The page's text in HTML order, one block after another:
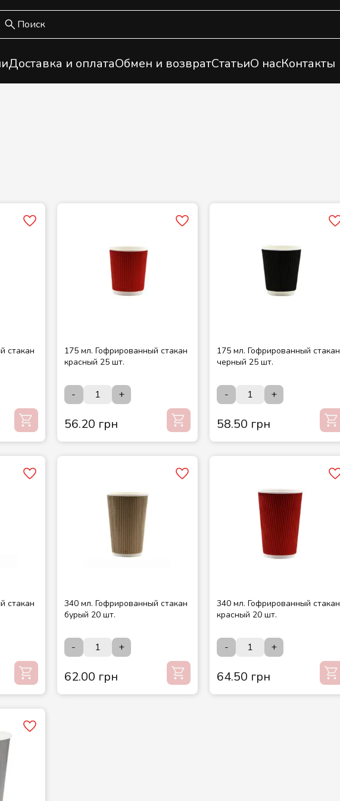
Доставка и оплатаОбмен и возвратСтатьиО насКонтакты
стакан
175 мл. Гофрированный стакан
красный 25 шт.
- +
56.20 грн
175 мл. Гофрированный стакан
черный 25 шт.
- +
58.50 грн
стакан
340 мл. Гофрированный стакан
бурый 20 шт.
- +
62.00 грн
340 мл. Гофрированный стакан
красный 20 шт.
- +
64.50 грн